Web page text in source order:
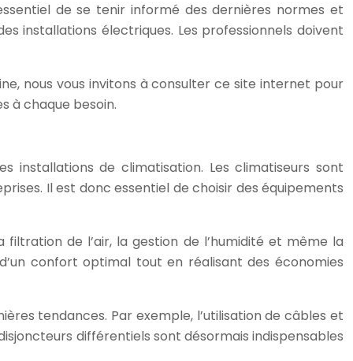
de se tenir informé des dernières normes et
installations électriques. Les professionnels doivent
nous vous invitons à consulter ce site internet pour
à chaque besoin.
installations de climatisation. Les climatiseurs sont
Il est donc essentiel de choisir des équipements
de l’air, la gestion de l’humidité et même la
confort optimal tout en réalisant des économies
tendances. Par exemple, l’utilisation de câbles et
différentiels sont désormais indispensables